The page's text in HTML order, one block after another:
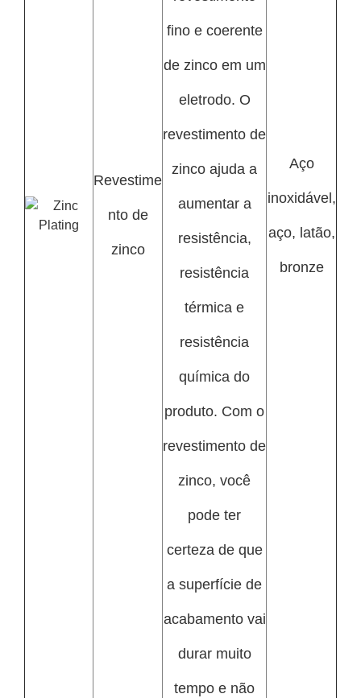
Revestime
nto de
zinco
fino e coerente
de zinco em um
eletrodo. O
revestimento de
zinco ajuda a
aumentar a
resistência,
resistência
térmica e
resistência
química do
produto. Com o
revestimento de
zinco, você
pode ter
certeza de que
a superfície de
acabamento vai
durar muito
tempo e não
Aço
inoxidável,
aço, latão,
bronze